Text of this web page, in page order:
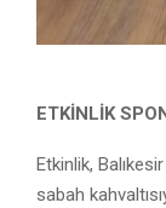
ETKİNLİK
Etkinlik,
sabah